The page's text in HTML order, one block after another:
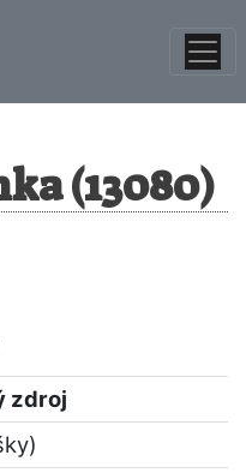
(13080)
zdroj